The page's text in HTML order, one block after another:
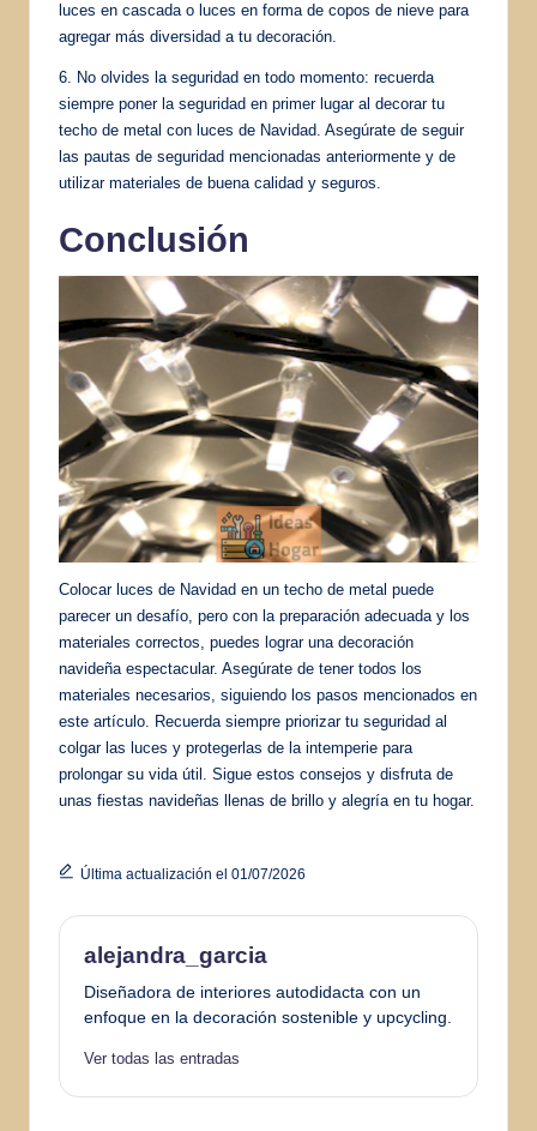
luces en cascada o luces en forma de copos de nieve para
agregar más diversidad a tu decoración.
6. No olvides la seguridad en todo momento: recuerda
siempre poner la seguridad en primer lugar al decorar tu
techo de metal con luces de Navidad. Asegúrate de seguir
las pautas de seguridad mencionadas anteriormente y de
utilizar materiales de buena calidad y seguros.
Conclusión
Colocar luces de Navidad en un techo de metal puede
parecer un desafío, pero con la preparación adecuada y los
materiales correctos, puedes lograr una decoración
navideña espectacular. Asegúrate de tener todos los
materiales necesarios, siguiendo los pasos mencionados en
este artículo. Recuerda siempre priorizar tu seguridad al
colgar las luces y protegerlas de la intemperie para
prolongar su vida útil. Sigue estos consejos y disfruta de
unas fiestas navideñas llenas de brillo y alegría en tu hogar.
Última actualización el 01/07/2026
alejandra_garcia
Diseñadora de interiores autodidacta con un
enfoque en la decoración sostenible y upcycling.
Ver todas las entradas